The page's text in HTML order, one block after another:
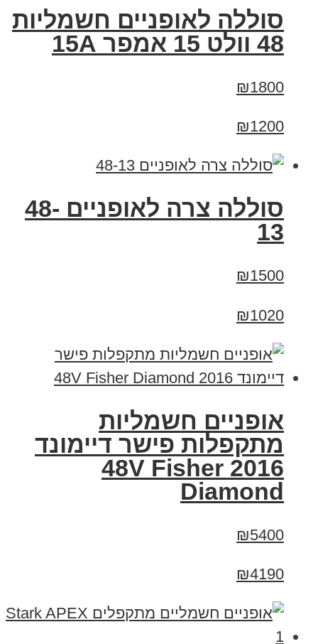
סוללה לאופניים חשמליות
48 וולט 15 אמפר 15A
₪1800
₪1200
סוללה צרה לאופניים 48-
13
₪1500
₪1020
אופניים חשמליות
מתקפלות פישר דיימונד
2016 48V Fisher
Diamond
₪5400
₪4190